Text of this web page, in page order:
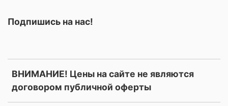
ВНИМАНИЕ! Цены на сайте не являются
договором публичной оферты
Подпишись на нас!